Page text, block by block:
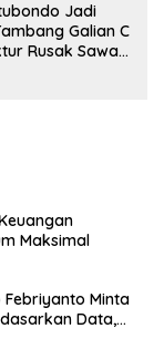
Jadi
Galian C
Rusak Sawah
Maksimal
Febriyanto Minta
Data,